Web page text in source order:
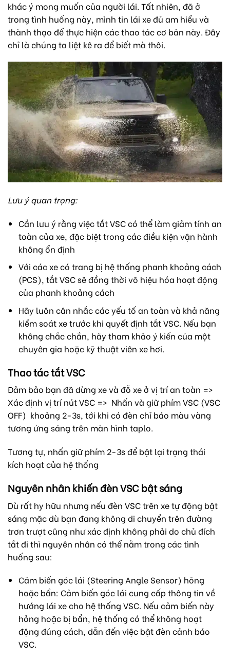
khác ý mong muốn của người lái. Tất nhiên, đã ở
trong tình huống này, mình tin lái xe đủ am hiểu và
thành thạo để thực hiện các thao tác cơ bản này. Đây
chỉ là chúng ta liệt kê ra để biết mà thôi.
Lưu ý quan trọng:
Cần lưu ý rằng việc tắt VSC có thể làm giảm tính an
toàn của xe, đặc biệt trong các điều kiện vận hành
không ổn định
Với các xe có trang bị hệ thống phanh khoảng cách
(PCS), tắt VSC sẽ đồng thời vô hiệu hóa hoạt động
của phanh khoảng cách
Hãy luôn cân nhắc các yếu tố an toàn và khả năng
kiểm soát xe trước khi quyết định tắt VSC. Nếu bạn
không chắc chắn, hãy tham khảo ý kiến của một
chuyên gia hoặc kỹ thuật viên xe hơi.
Thao tác tắt VSC
Đảm bảo bạn đã dừng xe và đỗ xe ở vị trí an toàn =>
Xác định vị trí nút VSC => Nhấn và giữ phím VSC (VSC
OFF) khoảng 2-3s, tới khi có đèn chỉ báo màu vàng
tương ứng sáng trên màn hình taplo.
Tương tự, nhấn giữ phím 2-3s để bật lại trạng thái
kích hoạt của hệ thống
Nguyên nhân khiến đèn VSC bật sáng
Dù rất hy hữu nhưng nếu đèn VSC trên xe tự động bật
sáng mặc dù bạn đang không di chuyển trên đường
trơn trượt cũng như xác định không phải do chủ đích
tắt đi thì nguyên nhân có thể nằm trong các tình
huống sau:
Cảm biến góc lái (Steering Angle Sensor) hỏng
hoặc bẩn: Cảm biến góc lái cung cấp thông tin về
hướng lái xe cho hệ thống VSC. Nếu cảm biến này
hỏng hoặc bị bẩn, hệ thống có thể không hoạt
động đúng cách, dẫn đến việc bật đèn cảnh báo
VSC.